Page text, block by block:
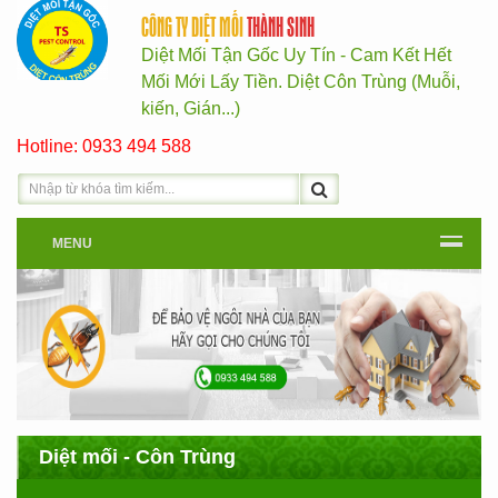
CÔNG TY DIỆT MỐITHÀNH SINH
Diệt Mối Tận Gốc Uy Tín - Cam Kết Hết
Mối Mới Lấy Tiền. Diệt Côn Trùng (Muỗi,
kiến, Gián...)
Hotline: 0933 494 588
MENU
Diệt mối - Côn Trùng